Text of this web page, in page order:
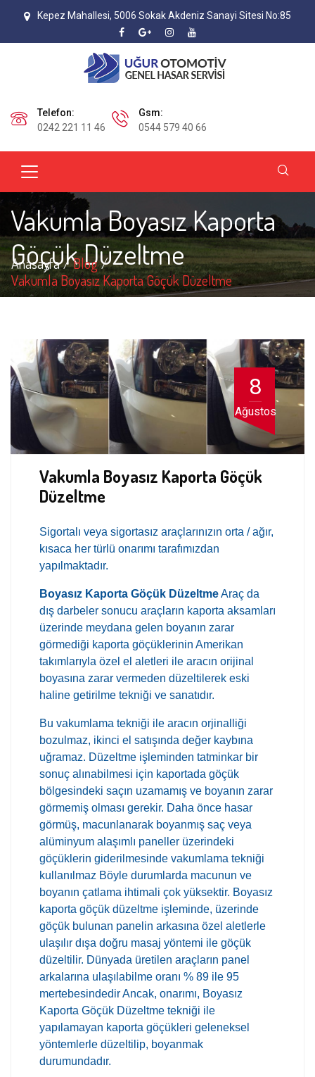
Kepez Mahallesi, 5006 Sokak Akdeniz Sanayi Sitesi No:85
Telefon:
0242 221 11 46
Gsm:
0544 579 40 66
Vakumla Boyasız Kaporta
Göçük Düzeltme
Anasayfa
Blog
Vakumla Boyasız Kaporta Göçük Düzeltme
8
Ağustos
Vakumla Boyasız Kaporta Göçük
Düzeltme
Sigortalı veya sigortasız araçlarınızın orta / ağır,
kısaca her türlü onarımı tarafımızdan
yapılmaktadır.
Boyasız Kaporta Göçük DüzeltmeAraç da
dış darbeler sonucu araçların kaporta aksamları
üzerinde meydana gelen boyanın zarar
görmediği kaporta göçüklerinin Amerikan
takımlarıyla özel el aletleri ile aracın orijinal
boyasına zarar vermeden düzeltilerek eski
haline getirilme tekniği ve sanatıdır.
Bu vakumlama tekniği ile aracın orjinalliği
bozulmaz, ikinci el satışında değer kaybına
uğramaz. Düzeltme işleminden tatminkar bir
sonuç alınabilmesi için kaportada göçük
bölgesindeki saçın uzamamış ve boyanın zarar
görmemiş olması gerekir. Daha önce hasar
görmüş, macunlanarak boyanmış saç veya
alüminyum alaşımlı paneller üzerindeki
göçüklerin giderilmesinde vakumlama tekniği
kullanılmaz Böyle durumlarda macunun ve
boyanın çatlama ihtimali çok yüksektir. Boyasız
kaporta göçük düzeltme işleminde, üzerinde
göçük bulunan panelin arkasına özel aletlerle
ulaşılır dışa doğru masaj yöntemi ile göçük
düzeltilir. Dünyada üretilen araçların panel
arkalarına ulaşılabilme oranı % 89 ile 95
mertebesindedir Ancak, onarımı, Boyasız
Kaporta Göçük Düzeltme tekniği ile
yapılamayan kaporta göçükleri geleneksel
yöntemlerle düzeltilip, boyanmak
durumundadır.